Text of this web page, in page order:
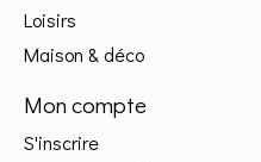
Loisirs
Maison & déco
Mon compte
S'inscrire